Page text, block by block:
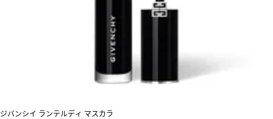
ジバンシイ ランテルディ マスカラ